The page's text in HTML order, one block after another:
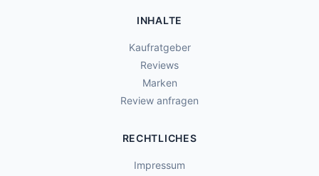
INHALTE
Kaufratgeber
Reviews
Marken
Review anfragen
RECHTLICHES
Impressum